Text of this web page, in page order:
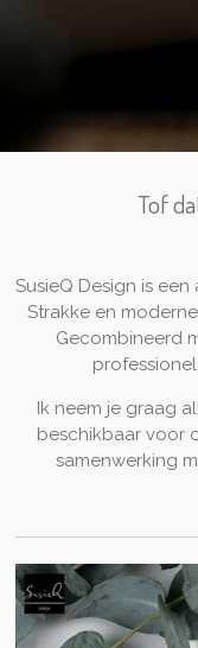
Tof
SusieQ Design is
Strakke en
Gecombineerd
Ik neem je graag
beschikbaar voor
samenwerking